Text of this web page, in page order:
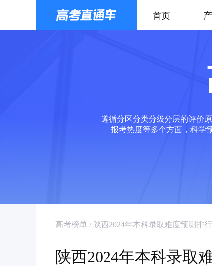
首页
遵循分区分类分级分层的评价
报考热度等多个方面，科学
高考榜单 / 陕西2024年本科录取难度预测排
陕西2024年本科录取